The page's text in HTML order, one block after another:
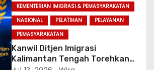
KEMENTERIAN IMIGRASI & PEMASYARAKATAN
NASIONAL
PELATIHAN
PELAYANAN
PEMASYARAKATAN
Kanwil Ditjen Imigrasi
Kalimantan Tengah Torehkan